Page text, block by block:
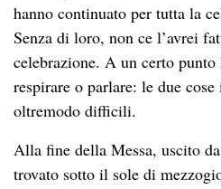
hanno continuato per tutta la
Senza di loro, non ce l’avrei
celebrazione. A un certo
respirare o parlare: le due
oltremodo difficili.
Alla fine della Messa, uscito
trovato sotto il sole di